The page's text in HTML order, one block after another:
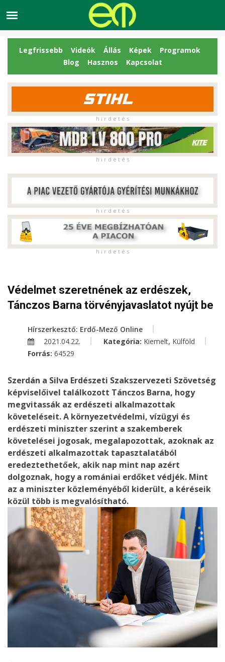
Legfrissebb Videók Állás Képek
Programok
Blog
Hasznos Kapcsolat
h i r d e t é s
h i r d e t é s
h i r d e t é s
h i r d e t é s
Védelmet szeretnének az erdészek,
Tánczos Barna törvényjavaslatot nyújt be
Hírszerkesztő: Erdő-Mező Online
2021.04.22.
Kategória: Kiemelt, Külföld
Forrás: 64529
Szerdán a Silva Erdészeti Szakszervezeti Szövetség
képviselőivel találkozott Tánczos Barna, hogy
megvitassák az erdészeti alkalmazottak
követeléseit. A környezetvédelmi, vízügyi és
erdészeti miniszter szerint a szakemberek
követelései jogosak, megalapozottak, azoknak az
erdészeti alkalmazottak tapasztalatából
eredeztethetőek, akik nap mint nap azért
dolgoznak, hogy a romániai erdőket védjék. Mint
az a miniszter közleményéből kiderült, a kéréseik
közül több is megvalósítható.